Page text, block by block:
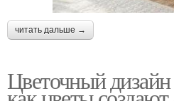
читать дальше →
Цветочный дизайн